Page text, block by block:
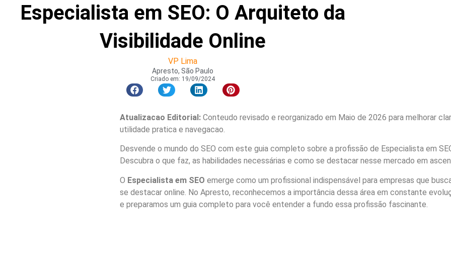
Especialista em SEO: O Arquiteto da
Visibilidade Online
VP Lima
Apresto, São Paulo
Criado em: 19/09/2024
Atualizacao Editorial:Conteudo revisado e reorganizado em Maio de 2026 para melhorar
utilidade pratica e navegacao.
Desvende o mundo do SEO com este guia completo sobre a profissão de Especialista em
Descubra o que faz, as habilidades necessárias e como se destacar nesse mercado em
O Especialista em SEO emerge como um profissional indispensável para empresas que
se destacar online. No Apresto, reconhecemos a importância dessa área em constante
e preparamos um guia completo para você entender a fundo essa profissão fascinante.